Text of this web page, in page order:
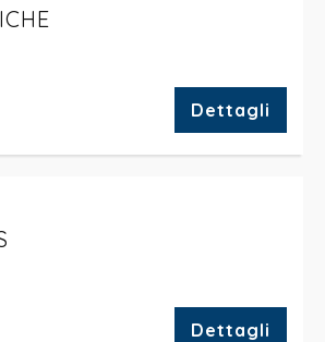
Dettagli
Dettagli